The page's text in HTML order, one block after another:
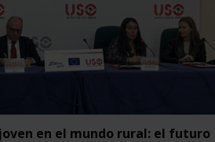
en el mundo rural: el futuro